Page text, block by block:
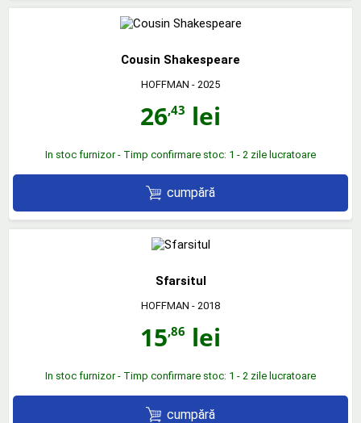
Cousin Shakespeare
HOFFMAN - 2025
26,43 lei
In stoc furnizor - Timp confirmare stoc: 1 - 2 zile lucratoare
cumpără
Sfarsitul
HOFFMAN - 2018
15,86 lei
In stoc furnizor - Timp confirmare stoc: 1 - 2 zile lucratoare
cumpără